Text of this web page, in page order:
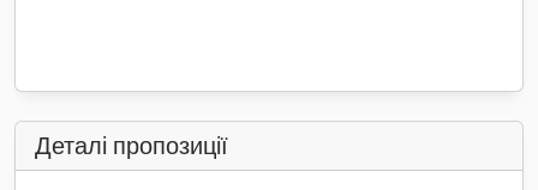
Деталі пропозиції